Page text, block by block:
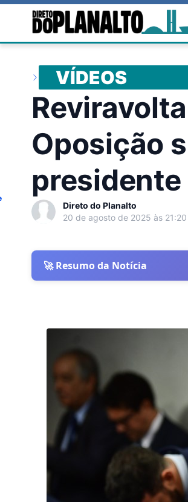
VÍDEOS
Oposição
Direto do Planalto
20 de agosto de 2025 às
🚀 Resumo da Notícia